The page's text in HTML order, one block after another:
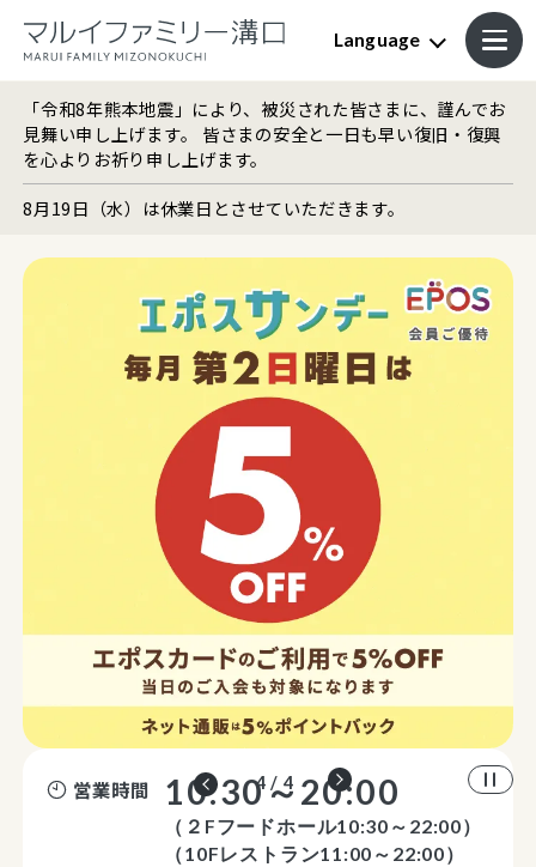
Language
「令和8年熊本地震」により、被災された皆さまに、謹んでお
見舞い申し上げます。 皆さまの安全と一日も早い復旧・復興
を心よりお祈り申し上げます。
8月19日（水）は休業日とさせていただきます。
1 / 4
営業時間 10:30～20:00
（２Fフードホール10:30～22:00）
（10Fレストラン11:00～22:00）